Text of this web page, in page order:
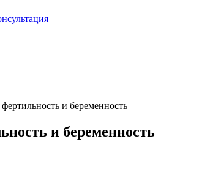
и беременность
и беременность